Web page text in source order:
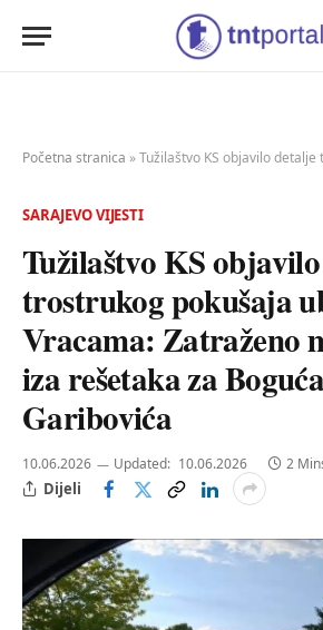
Početna stranica »Tužilaštvo KS objavilo detalje trostrukog pokušaja ubistva na Vracama:
SARAJEVO VIJESTI
Tužilaštvo KS
trostrukog pokušaja
Vracama: Zatraženo
iza rešetaka za
Garibovića
10.06.2026 Updated: 10.06.2026 2
Dijeli